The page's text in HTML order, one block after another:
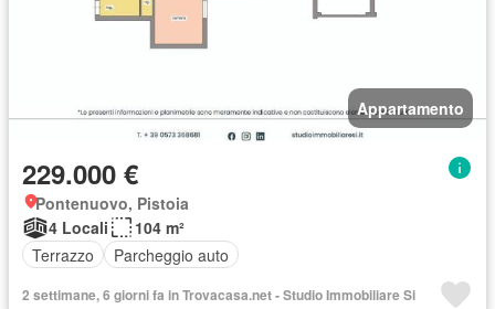
Appartamento
229.000 €
Pontenuovo, Pistoia
4 Locali
104 m²
Terrazzo
Parcheggio auto
2 settimane, 6 giorni fa in Trovacasa.net - Studio Immobiliare Si